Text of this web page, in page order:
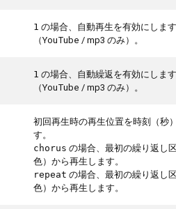
1 の場合、自動再生を有効にします
（YouTube / mp3 のみ）。
1 の場合、自動繰返を有効にします
（YouTube / mp3 のみ）。
初回再生時の再生位置を時刻（秒
す。
chorus の場合、最初の繰り返し
色）から再生します。
repeat の場合、最初の繰り返し
色）から再生します。